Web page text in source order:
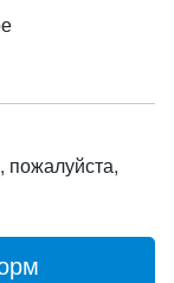
пожалуйста,